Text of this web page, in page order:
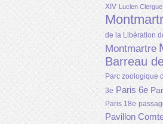
XIV Lucien Clergue
de la Libération
Montmartre
Barreau
Parc zoologique
3e Paris 6e
Paris 18e
Pavillon